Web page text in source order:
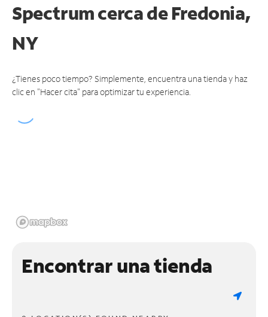
Spectrum cerca deFredonia,
NY
¿Tienes poco tiempo? Simplemente, encuentra una tienda y haz
clic en "Hacer cita" para optimizar tu experiencia.
Encontrar una tienda